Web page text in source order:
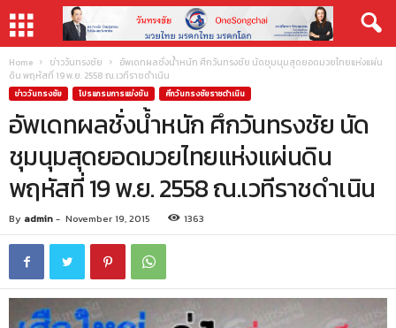
Home ข่าววันทรงชัย
อัพเดทผลชั่งน้ำหนัก ศึกวันทรงชัย นัดชุมนุมสุดยอดมวยไทยแห่งแผ่น
ดิน พฤหัสที่ 19 พ.ย. 2558 ณ.เวทีราชดำเนิน
ข่าววันทรงชัย โปรแกรมการแข่งขัน ศึกวันทรงชัยราชดำเนิน
อัพเดทผลชั่งน้ำหนัก ศึกวันทรงชัย นัด
ชุมนุมสุดยอดมวยไทยแห่งแผ่นดิน
พฤหัสที่ 19 พ.ย. 2558 ณ.เวทีราชดำเนิน
By admin- November 19, 2015 1363